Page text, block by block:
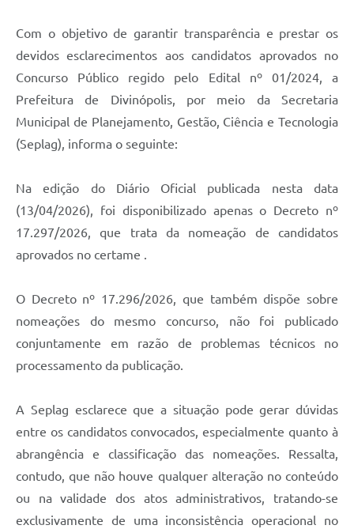
Com o objetivo de garantir transparência e prestar os
devidos esclarecimentos aos candidatos aprovados no
Concurso Público regido pelo Edital nº 01/2024, a
Prefeitura de Divinópolis, por meio da Secretaria
Municipal de Planejamento, Gestão, Ciência e Tecnologia
(Seplag), informa o seguinte:
Na edição do Diário Oficial publicada nesta data
(13/04/2026), foi disponibilizado apenas o Decreto nº
17.297/2026, que trata da nomeação de candidatos
aprovados no certame .
O Decreto nº 17.296/2026, que também dispõe sobre
nomeações do mesmo concurso, não foi publicado
conjuntamente em razão de problemas técnicos no
processamento da publicação.
A Seplag esclarece que a situação pode gerar dúvidas
entre os candidatos convocados, especialmente quanto à
abrangência e classificação das nomeações. Ressalta,
contudo, que não houve qualquer alteração no conteúdo
ou na validade dos atos administrativos, tratando-se
exclusivamente de uma inconsistência operacional no